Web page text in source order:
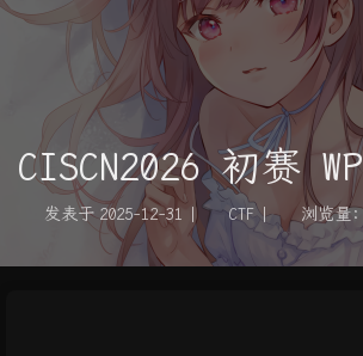
CISCN2026 初赛 WP
发表于 2025-12-31 | CTF 浏览量: